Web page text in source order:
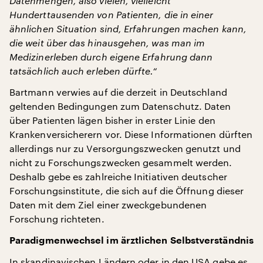
Hunderttausenden von Patienten, die in einer
ähnlichen Situation sind, Erfahrungen machen kann,
die weit über das hinausgehen, was man im
Medizinerleben durch eigene Erfahrung dann
tatsächlich auch erleben dürfte.“
Bartmann verwies auf die derzeit in Deutschland
geltenden Bedingungen zum Datenschutz. Daten
über Patienten lägen bisher in erster Linie den
Krankenversicherern vor. Diese Informationen dürften
allerdings nur zu Versorgungszwecken genutzt und
nicht zu Forschungszwecken gesammelt werden.
Deshalb gebe es zahlreiche Initiativen deutscher
Forschungsinstitute, die sich auf die Öffnung dieser
Daten mit dem Ziel einer zweckgebundenen
Forschung richteten.
Paradigmenwechsel im ärztlichen Selbstverständnis